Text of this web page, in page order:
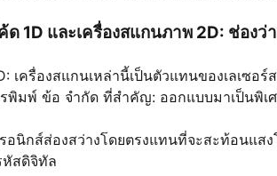
ด 1D และเครื่องสแกนภาพ 2D: ช่องว่
เครื่องสแกนเหล่านี้เป็นตัวแทนของเลเซอ
พิมพ์ ข้อ จำกัด ที่สำคัญ: ออกแบบมาเป็นพิเ
อนิกส์ส่องสว่างโดยตรงแทนที่จะสะท้อนแส
หัสดิจิทัล